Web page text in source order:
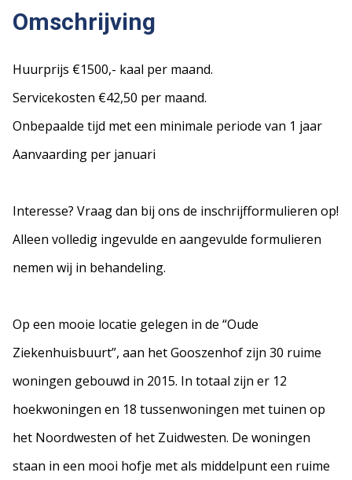
Omschrijving
Huurprijs €1500,- kaal per maand.
Servicekosten €42,50 per maand.
Onbepaalde tijd met een minimale periode van 1 jaar
Aanvaarding per januari
Interesse? Vraag dan bij ons de inschrijfformulieren op!
Alleen volledig ingevulde en aangevulde formulieren
nemen wij in behandeling.
Op een mooie locatie gelegen in de “Oude
Ziekenhuisbuurt”, aan het Gooszenhof zijn 30 ruime
woningen gebouwd in 2015. In totaal zijn er 12
hoekwoningen en 18 tussenwoningen met tuinen op
het Noordwesten of het Zuidwesten. De woningen
staan in een mooi hofje met als middelpunt een ruime